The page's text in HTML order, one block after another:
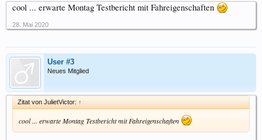
cool ... erwarte Montag Testbericht mit Fahreigenschaften
28. Mai 2020
User #3
Neues Mitglied
Zitat von JulietVictor: ↑
cool ... erwarte Montag Testbericht mit Fahreigenschaften